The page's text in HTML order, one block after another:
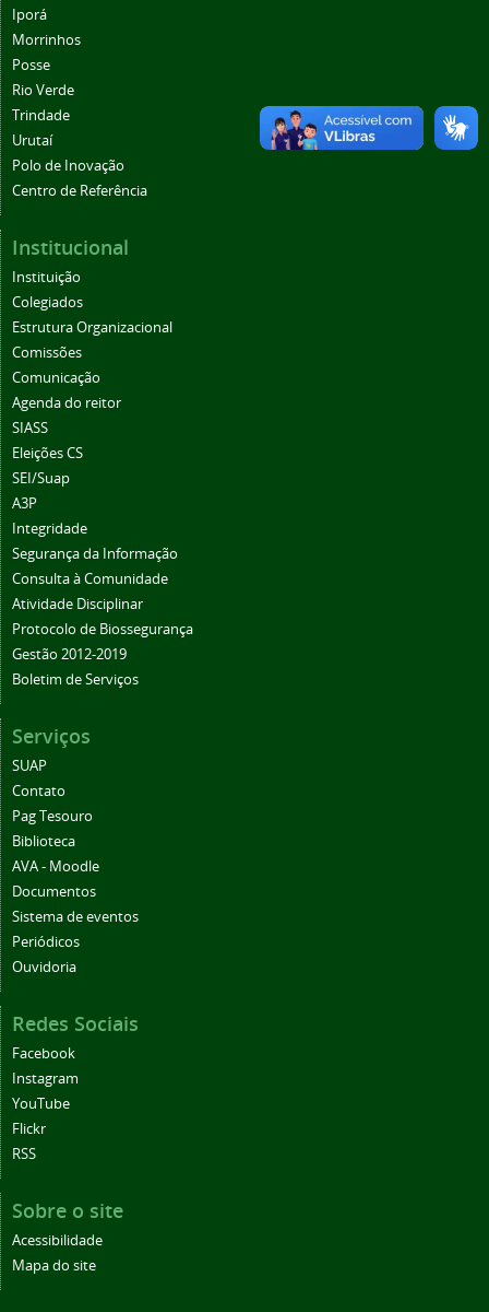
Iporá
Morrinhos
Posse
Rio Verde
Trindade
Urutaí
Polo de Inovação
Centro de Referência
Institucional
Instituição
Colegiados
Estrutura Organizacional
Comissões
Comunicação
Agenda do reitor
SIASS
Eleições CS
SEI/Suap
A3P
Integridade
Segurança da Informação
Consulta à Comunidade
Atividade Disciplinar
Protocolo de Biossegurança
Gestão 2012-2019
Boletim de Serviços
Serviços
SUAP
Contato
Pag Tesouro
Biblioteca
AVA - Moodle
Documentos
Sistema de eventos
Periódicos
Ouvidoria
Redes Sociais
Facebook
Instagram
YouTube
Flickr
RSS
Sobre o site
Acessibilidade
Mapa do site